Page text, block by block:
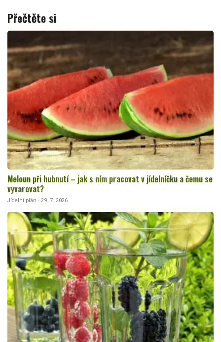
Přečtěte si
Meloun při hubnutí – jak s ním pracovat v jídelníčku a čemu se
vyvarovat?
Jídelní plán · 29. 7. 2026